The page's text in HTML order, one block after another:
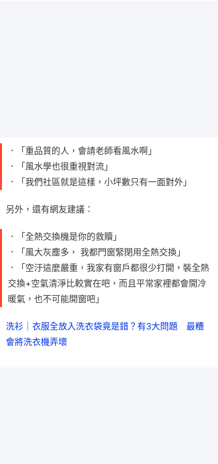
．「重品質的人，會請老師看風水啊」
．「風水學也很重視對流」
．「我們社區就是這樣，小坪數只有一面對外」
另外，還有網友建議：
．「全熱交換機是你的救贖」
．「風大灰塵多， 我都門窗緊閉用全熱交換」
．「空汙這麼嚴重，我家有窗戶都很少打開，裝全熱
交換+空氣清淨比較實在吧，而且平常家裡都會開冷
暖氣，也不可能開窗吧」
洗衫｜衣服全放入洗衣袋竟是錯？有3大問題 最糟
會將洗衣機弄壞